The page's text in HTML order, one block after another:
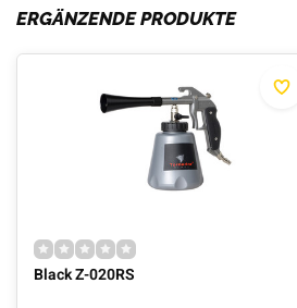
ERGÄNZENDE PRODUKTE
Black Z-020RS